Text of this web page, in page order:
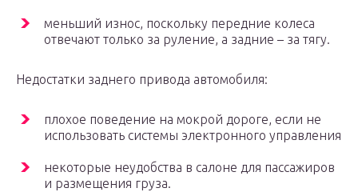
меньший износ, поскольку передние колеса
отвечают только за руление, а задние – за тягу.
Недостатки заднего привода автомобиля:
плохое поведение на мокрой дороге, если не
использовать системы электронного управления
некоторые неудобства в салоне для пассажиров
и размещения груза.